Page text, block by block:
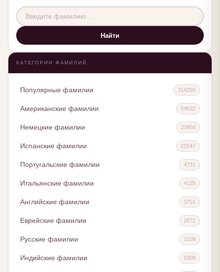
Найти
КАТЕГОРИИ ФАМИЛИЙ
Популярные фамилии 314290
Американские фамилии 54532
Немецкие фамилии 23950
Испанские фамилии 21547
Португальские фамилии 4731
Итальянские фамилии 4125
Английские фамилии 3751
Еврейские фамилии 2872
Русские фамилии 2109
Индийские фамилии 1908